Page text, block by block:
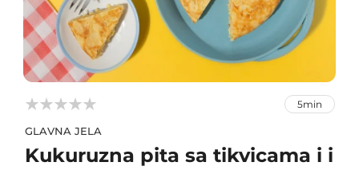


 5min
GLAVNA JELA
Kukuruzna pita sa tikvicama i i